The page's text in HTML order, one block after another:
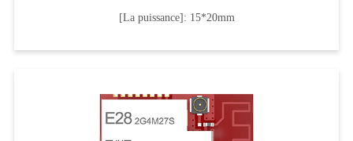
[La puissance]: 15*20mm